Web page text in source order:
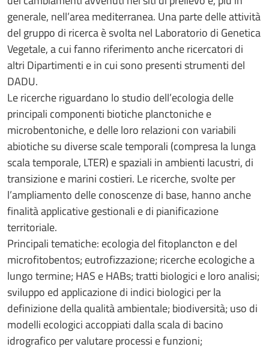
generale, nell’area mediterranea. Una parte delle attività
del gruppo di ricerca è svolta nel Laboratorio di Genetica
Vegetale, a cui fanno riferimento anche ricercatori di
altri Dipartimenti e in cui sono presenti strumenti del
DADU.
Le ricerche riguardano lo studio dell’ecologia delle
principali componenti biotiche planctoniche e
microbentoniche, e delle loro relazioni con variabili
abiotiche su diverse scale temporali (compresa la lunga
scala temporale, LTER) e spaziali in ambienti lacustri, di
transizione e marini costieri. Le ricerche, svolte per
l’ampliamento delle conoscenze di base, hanno anche
finalità applicative gestionali e di pianificazione
territoriale.
Principali tematiche: ecologia del fitoplancton e del
microfitobentos; eutrofizzazione; ricerche ecologiche a
lungo termine; HAS e HABs; tratti biologici e loro analisi;
sviluppo ed applicazione di indici biologici per la
definizione della qualità ambientale; biodiversità; uso di
modelli ecologici accoppiati dalla scala di bacino
idrografico per valutare processi e funzioni;